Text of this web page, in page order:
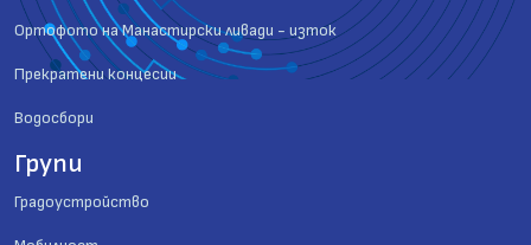
Ортофото на Манастирски ливади - изток
Прекратени концесии
Водосбори
Групи
Градоустройство